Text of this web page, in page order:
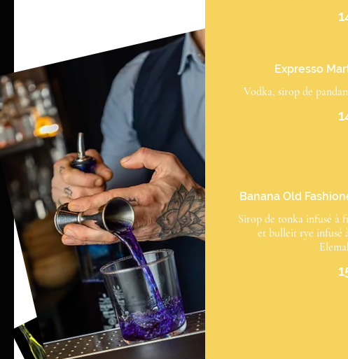
Expresso
Vodka, sirop de
Banana Old
Sirop de tonka infusé à
et bulleit rye infusé